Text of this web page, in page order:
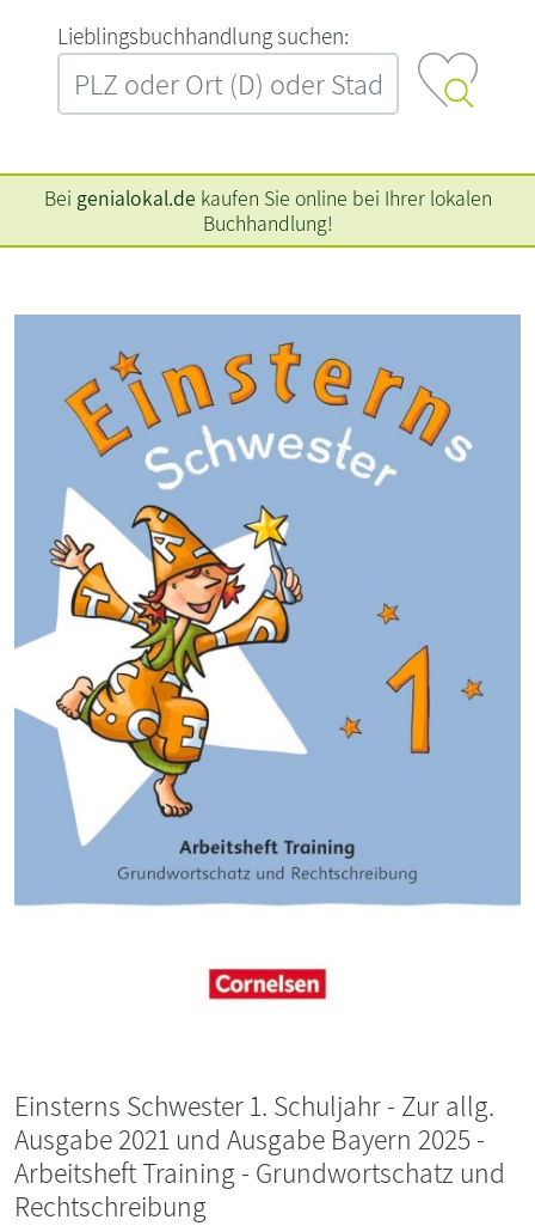
L‍i‍e‍b‍l‍i‍n‍g‍s‍b‍u‍c‍h‍h‍a‍n‍d‍l‍u‍n‍g‍ ‍s‍u‍c‍h‍e‍n‍:‍
Bei genialokal.de kaufen Sie online bei Ihrer lokalen
Buchhandlung!
Einsterns Schwester 1. Schuljahr - Zur allg.
Ausgabe 2021 und Ausgabe Bayern 2025 -
Arbeitsheft Training - Grundwortschatz und
Rechtschreibung